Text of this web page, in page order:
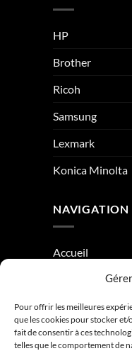
Pour offrir les meilleures
que les cookies pour stocker
fait de consentir à ces
telles que le comportement de
HP
Brother
Ricoh
Samsung
Lexmark
Konica Minolta
NAVIGATION
Accueil
Condition
Mentions